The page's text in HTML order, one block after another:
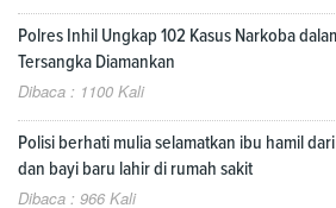
Polres Inhil Ungkap 102 Kasus Narkoba
Tersangka Diamankan
Dibaca : 1100 Kali
Polisi berhati mulia selamatkan ibu hamil
dan bayi baru lahir di rumah sakit
Dibaca : 966 Kali